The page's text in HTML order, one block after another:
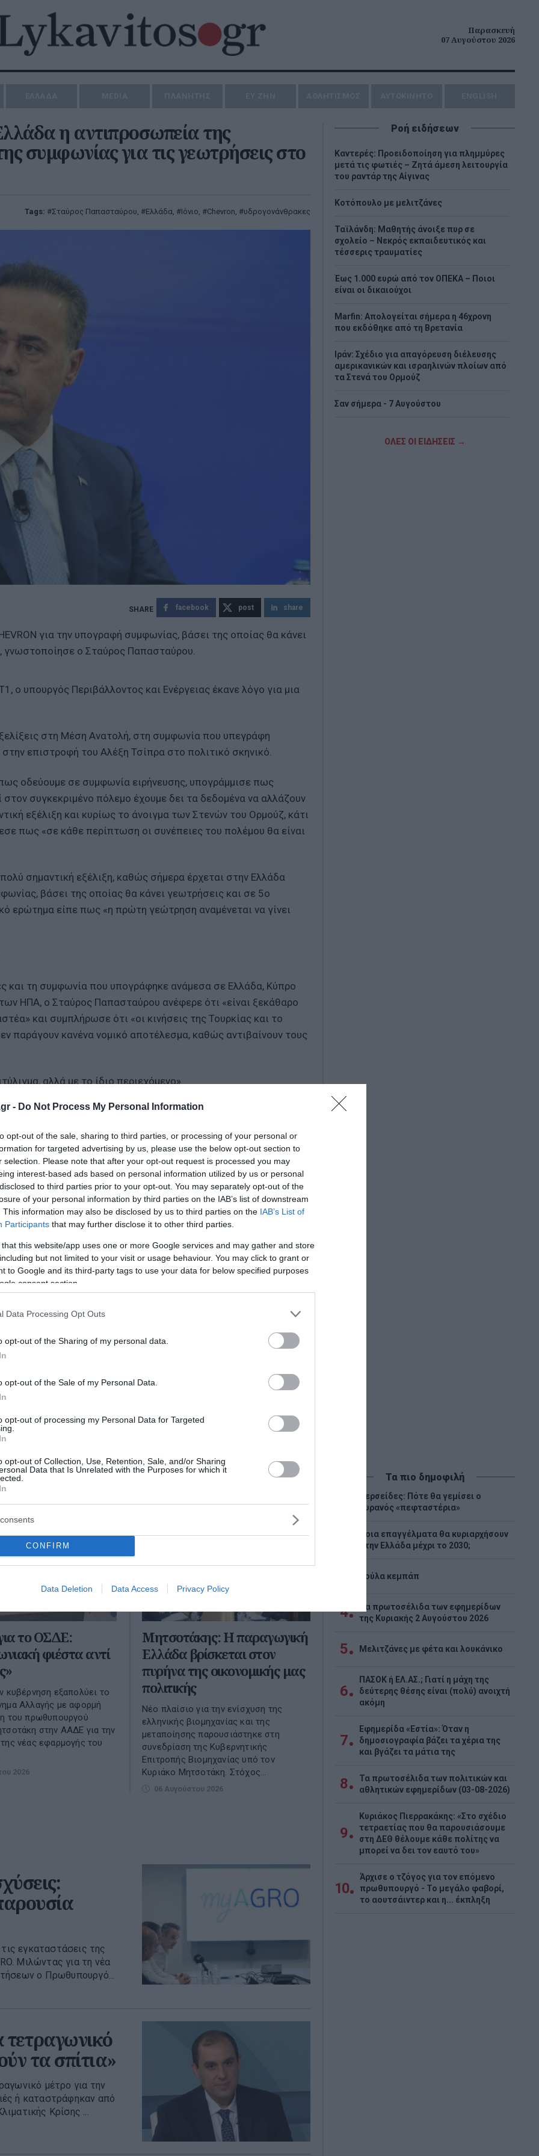
- Do Not Process My Personal Information
opt-out of the sale, sharing to third parties, or processing of your personal or
for targeted advertising by us, please use the below opt-out section to
selection. Please note that after your opt-out request is processed you may
interest-based ads based on personal information utilized by us or personal
to third parties prior to your opt-out. You may separately opt-out of the
of your personal information by third parties on the IAB’s list of downstream
This information may also be disclosed by us to third parties on the IAB’s List of
Participants that may further disclose it to other third parties.
that this website/app uses one or more Google services and may gather and store
but not limited to your visit or usage behaviour. You may click to grant or
to Google and its third-party tags to use your data for below specified purposes
consent section.
Data Processing Opt Outs
opt-out of the Sharing of my personal data.
opt-out of the Sale of my Personal Data.
opt-out of processing my Personal Data for Targeted
opt-out of Collection, Use, Retention, Sale, and/or Sharing
Data that Is Unrelated with the Purposes for which it
CONFIRM
Data Deletion Data Access Privacy Policy
Παρασκευή
07 Αυγούστου 2026
η αντιπροσωπεία της
συμφωνίας για τις γεωτρήσεις στο
Tags: Σταύρος Παπασταύρου, Ελλάδα, Ιόνιο, Chevron, υδρογονάνθρακες
facebook post share
για την υπογραφή συμφωνίας, βάσει της οποίας θα κάνει
ο Σταύρος Παπασταύρου.
υπουργός Περιβάλλοντος και Ενέργειας έκανε λόγο για μια
στη Μέση Ανατολή, στη συμφωνία που υπεγράφη
επιστροφή του Αλέξη Τσίπρα στο πολιτικό σκηνικό.
οδεύουμε σε συμφωνία ειρήνευσης, υπογράμμισε πως
στον συγκεκριμένο πόλεμο έχουμε δει τα δεδομένα να αλλάζουν
εξέλιξη και κυρίως το άνοιγμα των Στενών του Ορμούζ, κάτι
πως «σε κάθε περίπτωση οι συνέπειες του πολέμου θα είναι
σημαντική εξέλιξη, καθώς σήμερα έρχεται στην Ελλάδα
βάσει της οποίας θα κάνει γεωτρήσεις και σε 5ο
ερώτημα είπε πως «η πρώτη γεώτρηση αναμένεται να γίνει
και τη συμφωνία που υπογράφηκε ανάμεσα σε Ελλάδα, Κύπρο
ΗΠΑ, ο Σταύρος Παπασταύρου ανέφερε ότι «είναι ξεκάθαρο
και συμπλήρωσε ότι «οι κινήσεις της Τουρκίας και το
παράγουν κανένα νομικό αποτέλεσμα, καθώς αντιβαίνουν τους
αλλά με το ίδιο περιεχόμενο»
Τσίπρα, είπε πως «ο κ. Τσίπρας τάζει διάφορα και για
το 2019, η Ελλάδα είχε την υψηλότερη τιμή
Ευρώπη», ολοκλήρωσε δε λέγοντας πως «ο κ. Τσίπρας
περιεχόμενο».
θα αυξήσουν μόνιμα ώστε να εξασφαλίσουν επιπλέον 4
στην Ε.Ε. έως την ελληνική προεδρία του 2027
νέο κυβερνητικό μας πρόγραμμα
Lykavitos.gr στο Google News
όλες τις ειδήσεις
Ροή ειδήσεων
Καντερές: Προειδοποίηση για πλημμύρες
μετά τις φωτιές – Ζητά άμεση λειτουργία
του ραντάρ της Αίγινας
Κοτόπουλο με μελιτζάνες
Ταϊλάνδη: Μαθητής άνοιξε πυρ σε
σχολείο – Νεκρός εκπαιδευτικός και
τέσσερις τραυματίες
Έως 1.000 ευρώ από τον ΟΠΕΚΑ – Ποιοι
είναι οι δικαιούχοι
Marfin: Απολογείται σήμερα η 46χρονη
που εκδόθηκε από τη Βρετανία
Ιράν: Σχέδιο για απαγόρευση διέλευσης
αμερικανικών και ισραηλινών πλοίων από
τα Στενά του Ορμούζ
Σαν σήμερα - 7 Αυγούστου
ΟΛΕΣ ΟΙ ΕΙΔΗΣΕΙΣ →
το ΟΣΔΕ:
φιέστα αντί
κυβέρνηση εξαπολύει το
Αλλαγής με αφορμή
του πρωθυπουργού
στην ΑΑΔΕ για την
νέας εφαρμογής του
2026
Μητσοτάκης: Η παραγωγική
Ελλάδα βρίσκεται στον
πυρήνα της οικονομικής μας
πολιτικής
Νέο πλαίσιο για την ενίσχυση της
ελληνικής βιομηχανίας και της
μεταποίησης παρουσιάστηκε στη
συνεδρίαση της Κυβερνητικής
Επιτροπής Βιομηχανίας υπό τον
Κυριάκο Μητσοτάκη. Στόχος...
06 Αυγούστου 2026
εγκαταστάσεις της
Μιλώντας για τη νέα
ο Πρωθυπουργό...
τα σπίτια»
μέτρο για την
ή καταστράφηκαν από
Κρίσης ...
Τα πιο δημοφιλή
Περσείδες: Πότε θα γεμίσει ο
ουρανός «πεφταστέρια»
Ποια επαγγέλματα θα κυριαρχήσουν
στην Ελλάδα μέχρι το 2030;
Λούλα κεμπάπ
4
Tα πρωτοσέλιδα των εφημερίδων
της Κυριακής 2 Αυγούστου 2026
5 Μελιτζάνες με φέτα και λουκάνικο
6
ΠΑΣΟΚ ή ΕΛ.ΑΣ.; Γιατί η μάχη της
δεύτερης θέσης είναι (πολύ) ανοιχτή
ακόμη
7
Εφημερίδα «Εστία»: Όταν η
δημοσιογραφία βάζει τα χέρια της
και βγάζει τα μάτια της
8
Τα πρωτοσέλιδα των πολιτικών και
αθλητικών εφημερίδων (03-08-2026)
9
Κυριάκος Πιερρακάκης: «Στο σχέδιο
τετραετίας που θα παρουσιάσουμε
στη ΔΕΘ θέλουμε κάθε πολίτης να
μπορεί να δει τον εαυτό του»
10
Άρχισε ο τζόγος για τον επόμενο
πρωθυπουργό - Το μεγάλο φαβορί,
το αουτσάιντερ και η... έκπληξη